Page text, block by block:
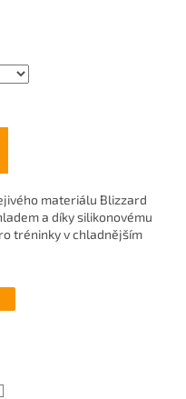
materiálu Blizzard
a díky silikonovému
tréninky v chladnějším